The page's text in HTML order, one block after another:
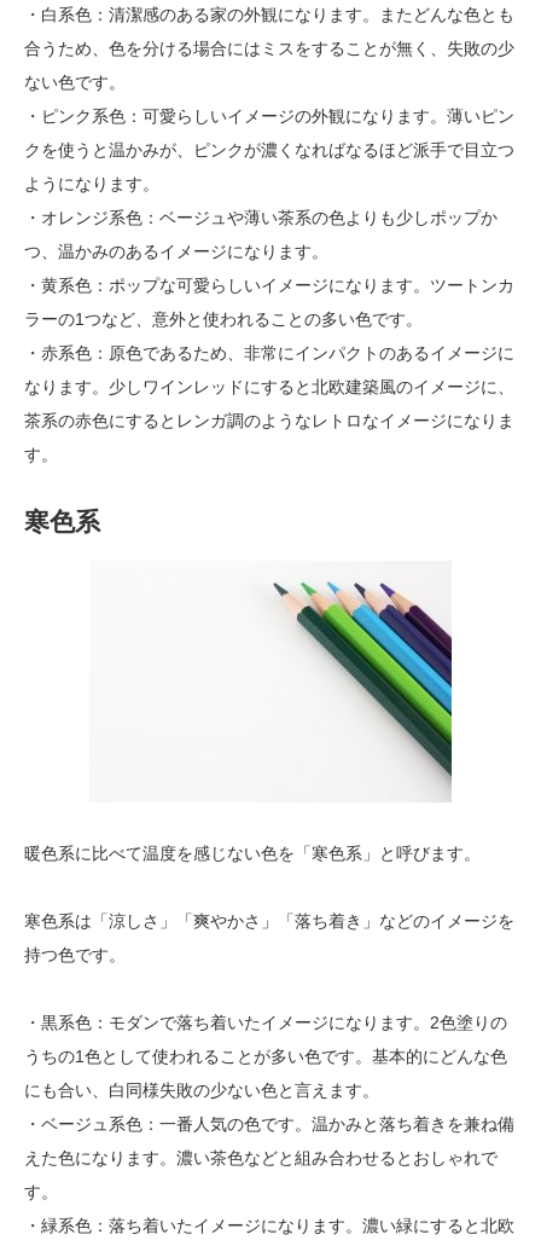
・白系色：清潔感のある家の外観になります。またどんな色とも
合うため、色を分ける場合にはミスをすることが無く、失敗の少
ない色です。
・ピンク系色：可愛らしいイメージの外観になります。薄いピン
クを使うと温かみが、ピンクが濃くなればなるほど派手で目立つ
ようになります。
・オレンジ系色：ベージュや薄い茶系の色よりも少しポップか
つ、温かみのあるイメージになります。
・黄系色：ポップな可愛らしいイメージになります。ツートンカ
ラーの1つなど、意外と使われることの多い色です。
・赤系色：原色であるため、非常にインパクトのあるイメージに
なります。少しワインレッドにすると北欧建築風のイメージに、
茶系の赤色にするとレンガ調のようなレトロなイメージになりま
す。
寒色系
暖色系に比べて温度を感じない色を「寒色系」と呼びます。
寒色系は「涼しさ」「爽やかさ」「落ち着き」などのイメージを
持つ色です。
・黒系色：モダンで落ち着いたイメージになります。2色塗りの
うちの1色として使われることが多い色です。基本的にどんな色
にも合い、白同様失敗の少ない色と言えます。
・ベージュ系色：一番人気の色です。温かみと落ち着きを兼ね備
えた色になります。濃い茶色などと組み合わせるとおしゃれで
す。
・緑系色：落ち着いたイメージになります。濃い緑にすると北欧